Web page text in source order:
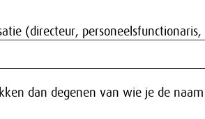
(directeur,
dan degenen van wie je de